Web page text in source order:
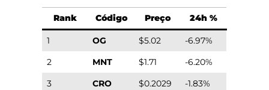
Rank Código Preço 24h %
1 OG $5.02
-6.97%
2
MNT $1.71
-6.20%
3
CRO $0.2029
-1.83%